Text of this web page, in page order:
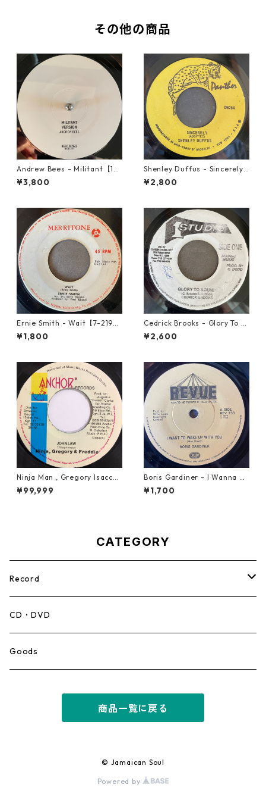
その他の商品
Andrew Bees ‎- Militant【12-
50066】
¥3,800
Shenley Duffus - Sincerely
【7-22021】
¥2,800
Ernie Smith - Wait【7-2196
0】
¥1,800
Cedrick Brooks - Glory To S
ounds【7-21786】
¥2,600
Ninja Man , Gregory Isaccs
& Freddie Mcgregor - John
Low【7-20010】
¥99,999
Boris Gardiner - I Wanna W
ake Up With You【7-2192
4】
¥1,700
CATEGORY
Record
Mento,Calypso,Ballad
Ska
CD・DVD
Goods
商品一覧に戻る
© Jamaican Soul
Powered by